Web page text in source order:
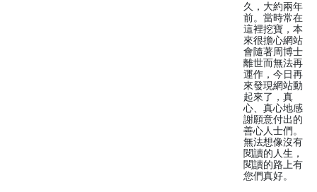
久，大約兩年
前。當時常在
這裡挖寶，本
來很擔心網站
會隨著周博士
離世而無法再
運作，今日再
來發現網站動
起來了，真
心、真心地感
謝願意付出的
善心人士們。
無法想像沒有
閱讀的人生，
閱讀的路上有
您們真好。